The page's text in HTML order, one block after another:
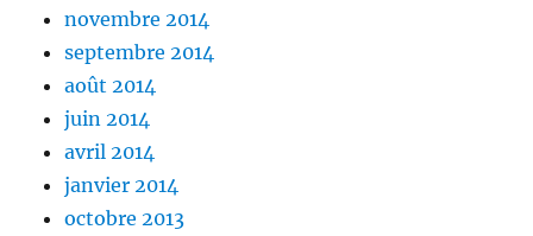
novembre 2014
septembre 2014
août 2014
juin 2014
avril 2014
janvier 2014
octobre 2013